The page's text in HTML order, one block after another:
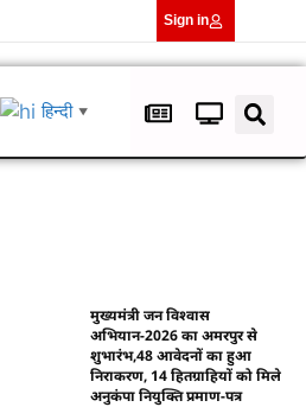
Sign in
हिन्दी ▼
मुख्यमंत्री जन विश्वास
अभियान-2026 का अमरपुर से
शुभारंभ,48 आवेदनों का हुआ
निराकरण, 14 हितग्राहियों को मिले
अनुकंपा नियुक्ति प्रमाण-पत्र